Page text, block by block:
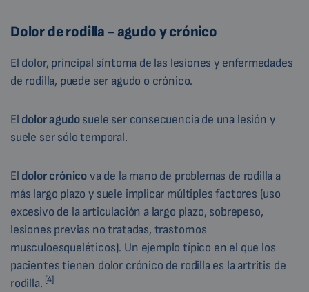
Dolor de rodilla - agudo y crónico
El dolor, principal síntoma de las lesiones y enfermedades
de rodilla, puede ser agudo o crónico.
El dolor agudosuele ser consecuencia de una lesión y
suele ser sólo temporal.
El dolor crónicova de la mano de problemas de rodilla a
más largo plazo y suele implicar múltiples factores (uso
excesivo de la articulación a largo plazo, sobrepeso,
lesiones previas no tratadas, trastornos
musculoesqueléticos). Un ejemplo típico en el que los
pacientes tienen dolor crónico de rodilla es la artritis de
rodilla. [4]